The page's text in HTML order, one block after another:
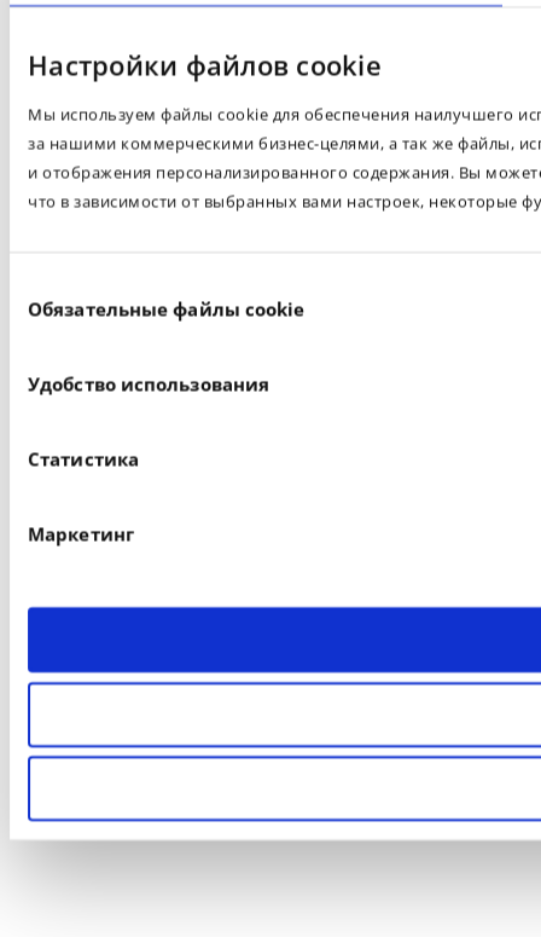
Настройки файлов cookie
Мы используем файлы cookie для обеспечения наилучшего
за нашими коммерческими бизнес-целями, а так же файлы,
и отображения персонализированного содержания. Вы
что в зависимости от выбранных вами настроек, некоторые
согласия
Обязательные файлы cookie
Удобство использования
Статистика
Маркетинг